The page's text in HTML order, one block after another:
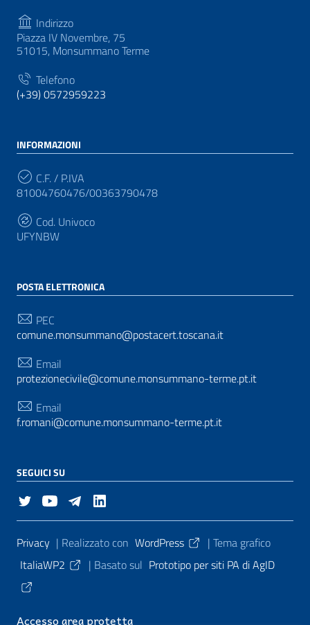
Indirizzo
Piazza IV Novembre, 75
51015, Monsummano Terme
Telefono
(+39) 0572959223
INFORMAZIONI
C.F. / P.IVA
81004760476/00363790478
Cod. Univoco
UFYNBW
POSTA ELETTRONICA
PEC
comune.monsummano@postacert.toscana.it
Email
protezionecivile@comune.monsummano-terme.pt.it
Email
f.romani@comune.monsummano-terme.pt.it
SEGUICI SU
Sezione Link Utili
Privacy | Realizzato con WordPress | Tema grafico
ItaliaWP2
| Basato sul Prototipo per siti PA di AgID
Accesso area protetta